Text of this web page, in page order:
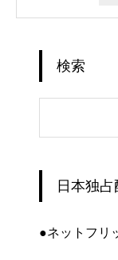
検索
日本独
●ネットフリ